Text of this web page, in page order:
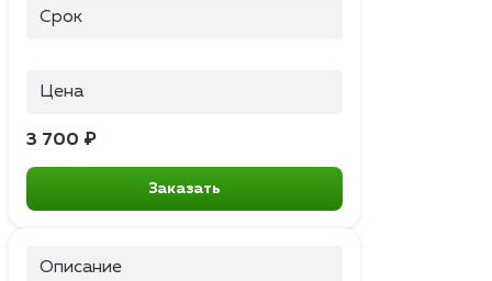
Срок
Цена
3 700 ₽
Заказать
Описание